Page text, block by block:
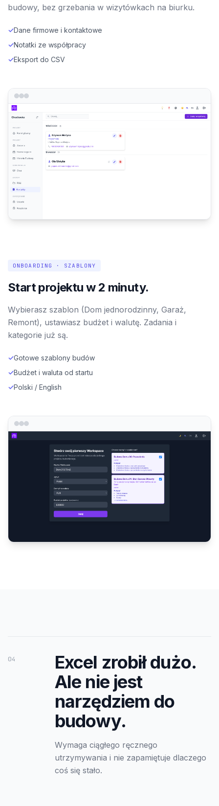
budowy, bez grzebania w wizytówkach na biurku.
✓Dane firmowe i kontaktowe
✓Notatki ze współpracy
✓Eksport do CSV
ONBOARDING · SZABLONY
Start projektu w 2 minuty.
Wybierasz szablon (Dom jednorodzinny, Garaż,
Remont), ustawiasz budżet i walutę. Zadania i
kategorie już są.
✓Gotowe szablony budów
✓Budżet i waluta od startu
✓Polski / English
04
Excel zrobił dużo.
Ale nie jest
narzędziem do
budowy.
Wymaga ciągłego ręcznego
utrzymywania i nie zapamiętuje dlaczego
coś się stało.